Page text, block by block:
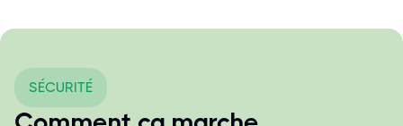
SÉCURITÉ